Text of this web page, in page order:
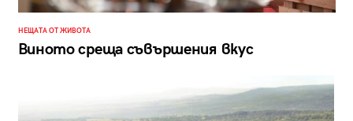
НЕЩАТА ОТ ЖИВОТА
Виното среща съвършения вкус